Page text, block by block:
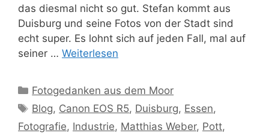
das diesmal nicht so gut. Stefan kommt aus
Duisburg und seine Fotos von der Stadt sind
echt super. Es lohnt sich auf jeden Fall, mal auf
seiner … Weiterlesen
Kategorien
Fotogedanken aus dem Moor
Schlagwörter
Blog, Canon EOS R5, Duisburg, Essen,
Fotografie, Industrie, Matthias Weber, Pott,